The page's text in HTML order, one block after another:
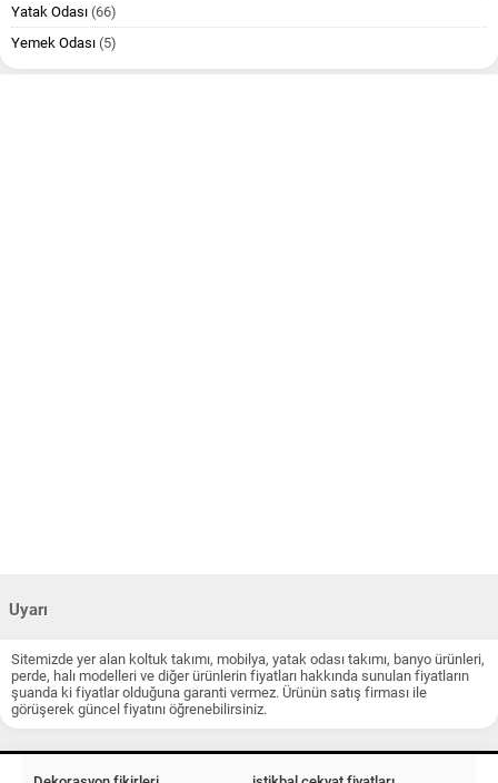
Yatak Odası (66)
Yemek Odası (5)
Uyarı
Sitemizde yer alan koltuk takımı, mobilya, yatak odası takımı, banyo ürünleri,
perde, halı modelleri ve diğer ürünlerin fiyatları hakkında sunulan fiyatların
şuanda ki fiyatlar olduğuna garanti vermez. Ürünün satış firması ile
görüşerek güncel fiyatını öğrenebilirsiniz.